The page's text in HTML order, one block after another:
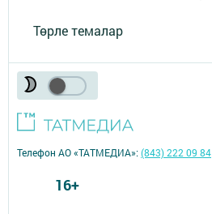
Төрле темалар
Телефон АО «ТАТМЕДИА»:(843) 222 09 84
16+